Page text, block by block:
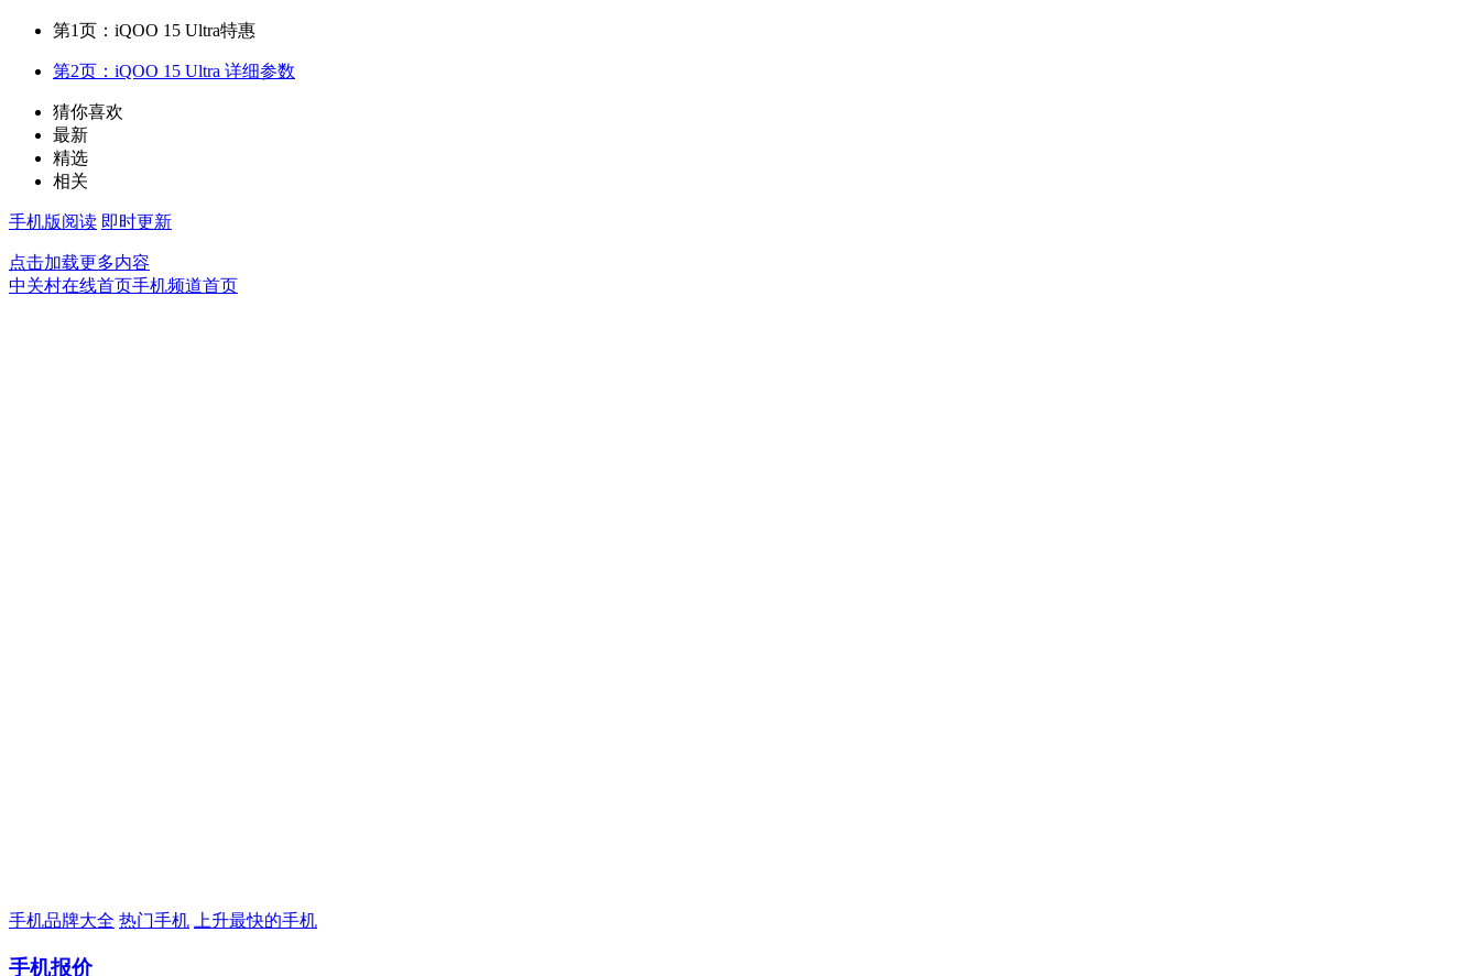
第1页：iQOO 15 Ultra特惠
第2页：iQOO 15 Ultra 详细参数
猜你喜欢
最新
精选
相关
手机版阅读 即时更新
点击加载更多内容
中关村在线首页手机频道首页
手机品牌大全 热门手机 上升最快的手机
手机报价